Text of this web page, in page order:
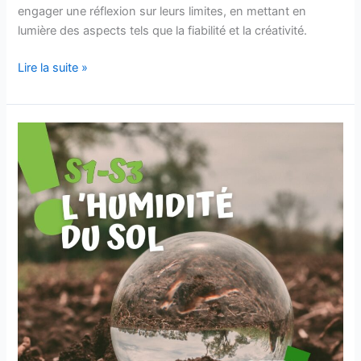
engager une réflexion sur leurs limites, en mettant en
lumière des aspects tels que la fiabilité et la créativité.
Lire la suite »
L’humidité
sol